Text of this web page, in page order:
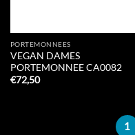
PORTEMONNEES
VEGAN DAMES
PORTEMONNEE CA0082
€72,50
1